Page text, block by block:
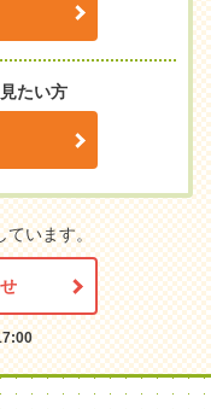
たい方
ています。